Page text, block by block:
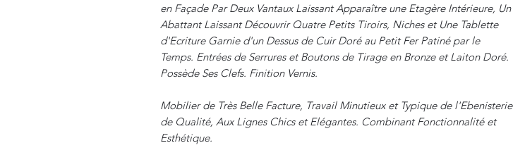
en Façade Par Deux Vantaux Laissant Apparaître une Etagère Intérieure, Un
Abattant Laissant Découvrir Quatre Petits Tiroirs, Niches et Une Tablette
d'Ecriture Garnie d'un Dessus de Cuir Doré au Petit Fer Patiné par le
Temps. Entrées de Serrures et Boutons de Tirage en Bronze et Laiton Doré.
Possède Ses Clefs. Finition Vernis.
Mobilier de Très Belle Facture, Travail Minutieux et Typique de l'Ebenisterie
de Qualité, Aux Lignes Chics et Elégantes. Combinant Fonctionnalité et
Esthétique.